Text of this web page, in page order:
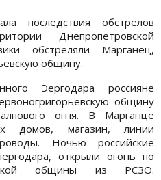
последствия обстрелов
Днепропетровской
обстреляли Марганец,
общину.
Эергодара россияне
общину
огня. В Марганце
домов, магазин, линии
Ночью российские
открыли огонь по
общины из РСЗО.